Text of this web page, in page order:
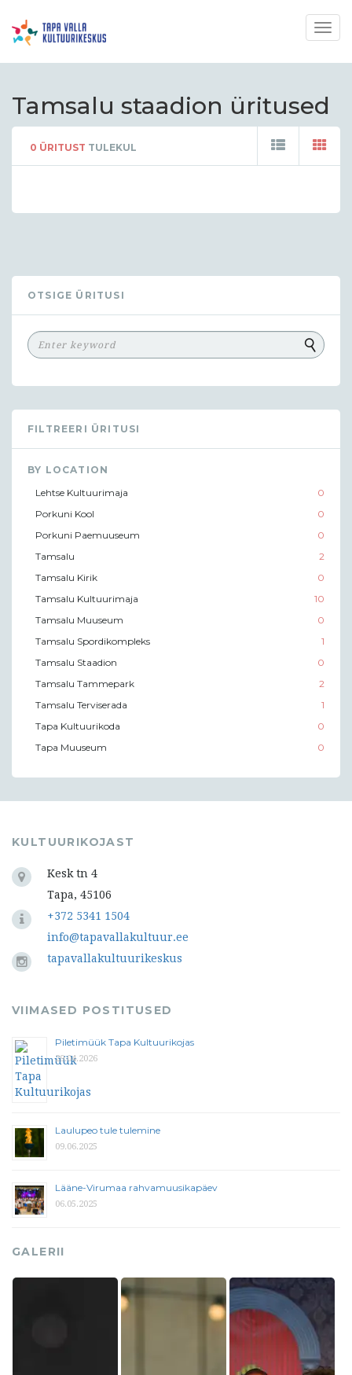
Tamsalu staadion üritused
0 ÜRITUST TULEKUL
OTSIGE ÜRITUSI
FILTREERI ÜRITUSI
BY LOCATION
Lehtse Kultuurimaja
0
Porkuni Kool
0
Porkuni Paemuuseum
0
Tamsalu
2
Tamsalu Kirik
0
Tamsalu Kultuurimaja
10
Tamsalu Muuseum
0
Tamsalu Spordikompleks
1
Tamsalu Staadion
0
Tamsalu Tammepark
2
Tamsalu Terviserada
1
Tapa Kultuurikoda
0
Tapa Muuseum
0
KULTUURIKOJAST
Kesk tn 4
Tapa, 45106
+372 5341 1504
info@tapavallakultuur.ee
tapavallakultuurikeskus
VIIMASED POSTITUSED
Piletimüük Tapa Kultuurikojas
29.04.2026
Laulupeo tule tulemine
09.06.2025
Lääne-Virumaa rahvamuusikapäev
06.05.2025
GALERII